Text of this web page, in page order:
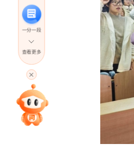
一分一段
高考直播
专家指导课
查看更多